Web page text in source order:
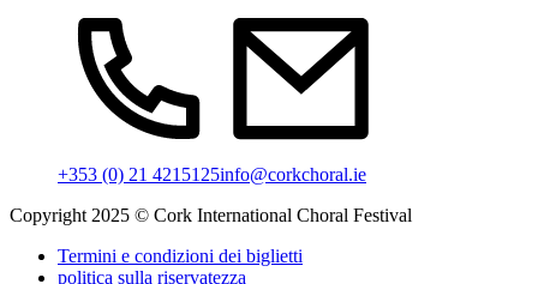
+353 (0) 21 4215125info@corkchoral.ie
Copyright 2025 © Cork International Choral Festival
Termini e condizioni dei biglietti
politica sulla riservatezza